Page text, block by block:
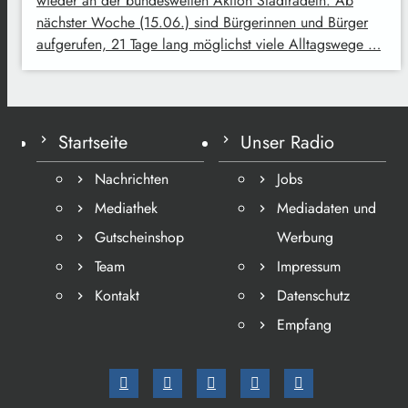
nächster Woche (15.06.) sind Bürgerinnen und Bürger
aufgerufen, 21 Tage lang möglichst viele Alltagswege …
Startseite
Nachrichten
Mediathek
Gutscheinshop
Team
Kontakt
Unser Radio
Jobs
Mediadaten und
Werbung
Impressum
Datenschutz
Empfang